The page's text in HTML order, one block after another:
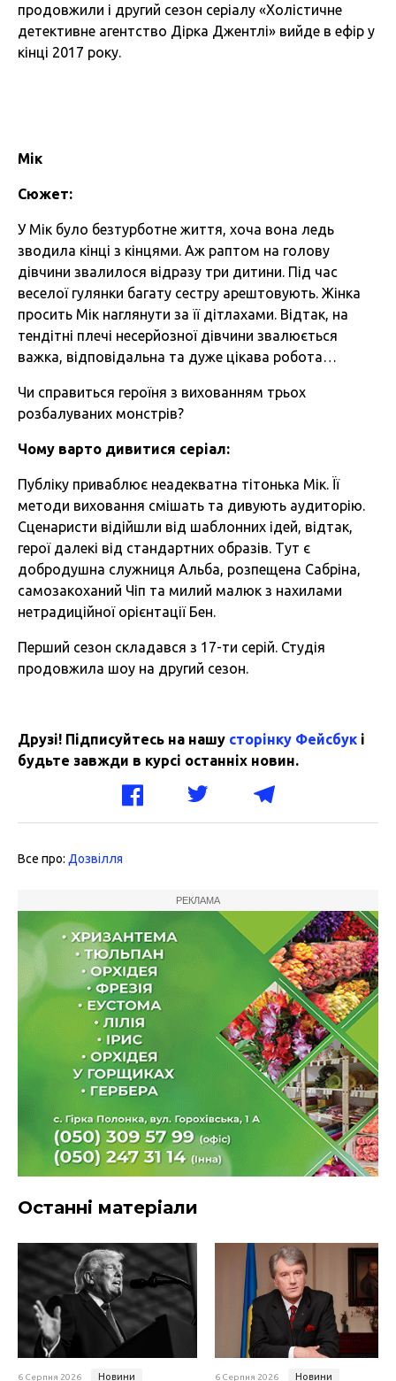
продовжили і другий сезон серіалу «Холістичне
детективне агентство Дірка Джентлі» вийде в ефір у
кінці 2017 року.
Мік
Сюжет:
У Мік було безтурботне життя, хоча вона ледь
зводила кінці з кінцями. Аж раптом на голову
дівчини звалилося відразу три дитини. Під час
веселої гулянки багату сестру арештовують. Жінка
просить Мік наглянути за її дітлахами. Відтак, на
тендітні плечі несерйозної дівчини звалюється
важка, відповідальна та дуже цікава робота…
Чи справиться героїня з вихованням трьох
розбалуваних монстрів?
Чому варто дивитися серіал:
Публіку приваблює неадекватна тітонька Мік. Її
методи виховання смішать та дивують аудиторію.
Сценаристи відійшли від шаблонних ідей, відтак,
герої далекі від стандартних образів. Тут є
добродушна служниця Альба, розпещена Сабріна,
самозакоханий Чіп та милий малюк з нахилами
нетрадиційної орієнтації Бен.
Перший сезон складався з 17-ти серій. Студія
продовжила шоу на другий сезон.
Друзі! Підписуйтесь на нашу сторінку Фейсбук і
будьте завжди в курсі останніх новин.
Все про: Дозвілля
РЕКЛАМА
Останні матеріали
6 Серпня 2026 Новини 6 Серпня 2026 Новини